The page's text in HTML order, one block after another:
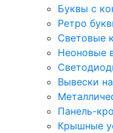
Буквы с
Ретро
Световые
Неоновые
Вывески
Панель-
Крышные